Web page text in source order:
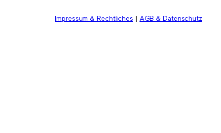
Impressum & Rechtliches AGB & Datenschutz